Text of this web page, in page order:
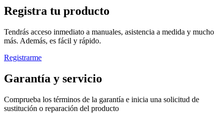
Registra tu producto
Tendrás acceso inmediato a manuales, asistencia a medida y mucho
más. Además, es fácil y rápido.
Registrarme
Garantía y servicio
Comprueba los términos de la garantía e inicia una solicitud de
sustitución o reparación del producto